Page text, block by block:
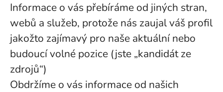
Informace o vás přebíráme od jiných stran,
webů a služeb, protože nás zaujal váš profil
jakožto zajímavý pro naše aktuální nebo
budoucí volné pozice (jste „kandidát ze
zdrojů“)
Obdržíme o vás informace od našich